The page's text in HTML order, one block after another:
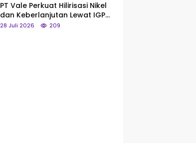
PT Vale Perkuat Hilirisasi Nikel
dan Keberlanjutan Lewat IGP
Morowali
28 Juli 2026 209